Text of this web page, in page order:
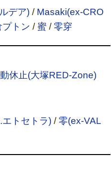
デア)/ Masaki(ex-CRO
プトン /蜜/ 零穿
休止(大塚RED-Zone)
エトセトラ)/ 零(ex-VAL